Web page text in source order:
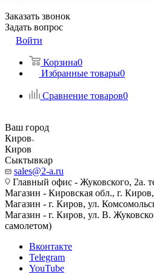
Заказать звонок
Задать вопрос
Войти
Корзина0
Избранные товары0
Сравнение товаров0
Ваш город
Киров
Киров
Сыктывкар
sales@2-a.ru
Главный офис - Жуковского, 2а.
Магазин - Кировская обл., г.
Магазин - г. Киров, ул.
Магазин - г. Киров, ул. В.
самолетом)
Вконтакте
Telegram
YouTube